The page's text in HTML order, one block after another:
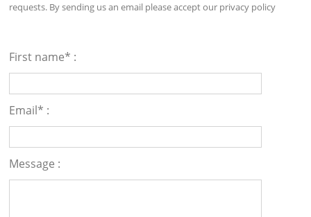
requests. By sending us an email please accept our privacy policy
First name* :
Email* :
Message :